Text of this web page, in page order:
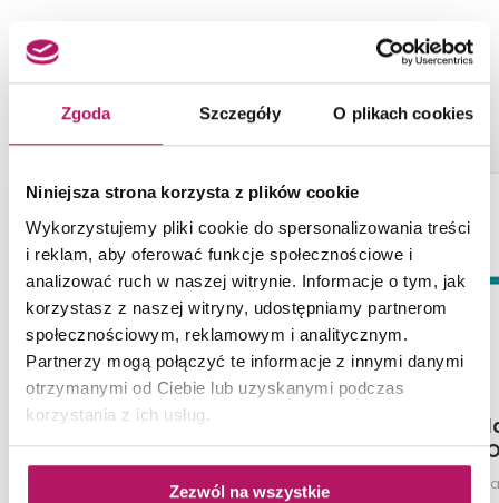
Zgoda Szczegóły O plikach cookies
Niniejsza strona korzysta z plików cookie
Wykorzystujemy pliki cookie do spersonalizowania treści
i reklam, aby oferować funkcje społecznościowe i
analizować ruch w naszej witrynie. Informacje o tym, jak
korzystasz z naszej witryny, udostępniamy partnerom
społecznościowym, reklamowym i analitycznym.
Partnerzy mogą połączyć te informacje z innymi danymi
otrzymanymi od Ciebie lub uzyskanymi podczas
korzystania z ich usług.
Zezwól na wszystkie
NASZE PROPOZYCJE ZAMIAST
PRODUKTU PARADYŻ MEISHA
BROWN LISTWA
-3%
Paradyż Uniwersalna
Listwa Metalowa Gold
Mat Profil
Listwa ścienna, 2x119,8 cm
Cersanit
Border New
Listwa